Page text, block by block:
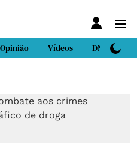
Opinião Vídeos DN Sport